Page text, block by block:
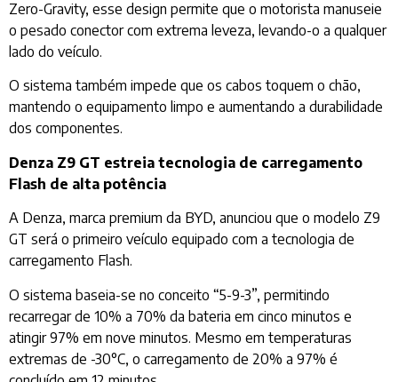
Zero-Gravity, esse design permite que o motorista manuseie
o pesado conector com extrema leveza, levando-o a qualquer
lado do veículo.
O sistema também impede que os cabos toquem o chão,
mantendo o equipamento limpo e aumentando a durabilidade
dos componentes.
Denza Z9 GT estreia tecnologia de carregamento
Flash de alta potência
A Denza, marca premium da BYD, anunciou que o modelo Z9
GT será o primeiro veículo equipado com a tecnologia de
carregamento Flash.
O sistema baseia-se no conceito “5-9-3”, permitindo
recarregar de 10% a 70% da bateria em cinco minutos e
atingir 97% em nove minutos. Mesmo em temperaturas
extremas de -30°C, o carregamento de 20% a 97% é